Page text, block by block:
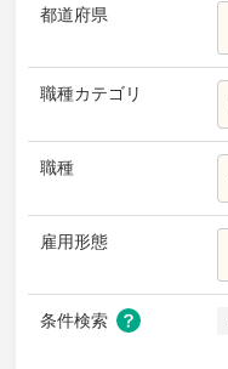
都道府県
職種カテゴリ
職種
雇用形態
条件検索